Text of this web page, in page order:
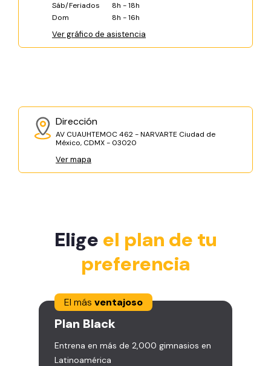
Sáb/Feriados
8h - 18h
Dom
8h - 16h
Ver gráfico de asistencia
Dirección
AV CUAUHTEMOC 462 - NARVARTE Ciudad de
México, CDMX - 03020
Ver mapa
Elige el plan de tu
preferencia
El más ventajoso
Plan Black
Entrena en más de 2,000 gimnasios en
Latinoamérica